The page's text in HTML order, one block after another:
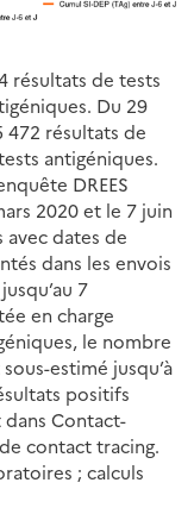
résultats de tests
Du 29
472 résultats de
antigéniques.
DREES
2020 et le 7 juin
avec dates de
dans les envois
7
en charge
le nombre
estimé jusqu’à
positifs
Contact-
contact tracing.
; calculs